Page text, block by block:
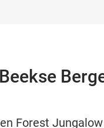
Forest